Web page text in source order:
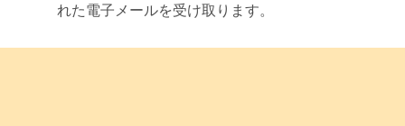
れた電子メールを受け取ります。